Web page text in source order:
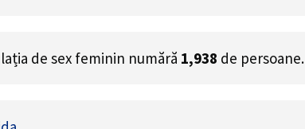
de sex feminin numără 1,938 de persoane.